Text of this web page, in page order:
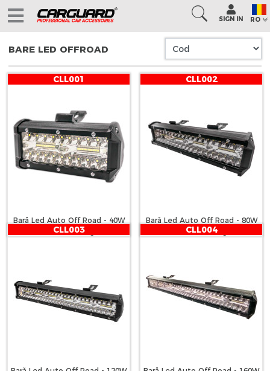
SIGN IN RO
BARE LED OFFROAD
CLL001
Bară Led Auto Off Road - 40W
- 40 SMD LED Carguard
CLL002
Bară Led Auto Off Road - 80W
- 80 SMD LED Carguard
CLL003 CLL004